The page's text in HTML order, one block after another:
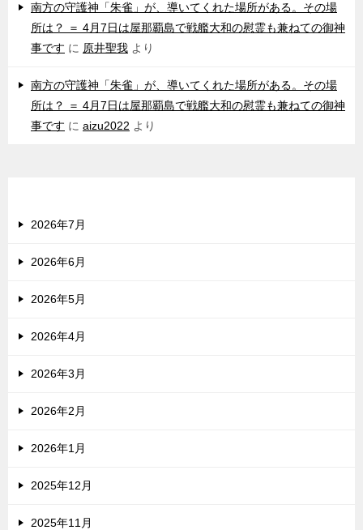
南方の守護神「朱雀」が、導いてくれた場所がある。その場
所は？ ＝ 4月7日は屋那覇島で戦艦大和の慰霊も兼ねての御神
事です に 原井聖我 より
南方の守護神「朱雀」が、導いてくれた場所がある。その場
所は？ ＝ 4月7日は屋那覇島で戦艦大和の慰霊も兼ねての御神
事です に aizu2022 より
2026年7月
2026年6月
2026年5月
2026年4月
2026年3月
2026年2月
2026年1月
2025年12月
2025年11月